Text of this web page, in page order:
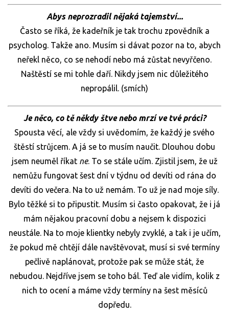
Abys neprozradil nějaká tajemství...
Často se říká, že kadeřník je tak trochu zpovědník a
psycholog. Takže ano. Musím si dávat pozor na to, abych
neřekl něco, co se nehodí nebo má zůstat nevyřčeno.
Naštěstí se mi tohle daří. Nikdy jsem nic důležitého
nepropálil. (smích)
Je něco, co tě někdy štve nebo mrzí ve tvé práci?
Spousta věcí, ale vždy si uvědomím, že každý je svého
štěstí strůjcem. A já se to musím naučit. Dlouhou dobu
jsem neuměl říkat ne. To se stále učím. Zjistil jsem, že už
nemůžu fungovat šest dní v týdnu od devíti od rána do
devíti do večera. Na to už nemám. To už je nad moje síly.
Bylo těžké si to připustit. Musím si často opakovat, že i já
mám nějakou pracovní dobu a nejsem k dispozici
neustále. Na to moje klientky nebyly zvyklé, a tak i je učím,
že pokud mě chtějí dále navštěvovat, musí si své termíny
pečlivě naplánovat, protože pak se může stát, že
nebudou. Nejdříve jsem se toho bál. Teď ale vidím, kolik z
nich to ocení a máme vždy termíny na šest měsíců
dopředu.